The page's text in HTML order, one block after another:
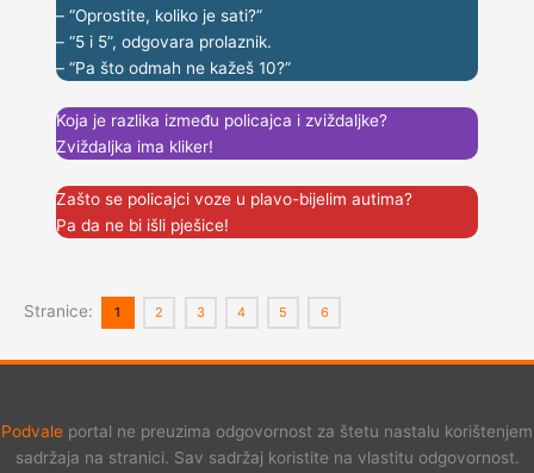
– “Oprostite, koliko je sati?”
– “5 i 5”, odgovara prolaznik.
– “Pa što odmah ne kažeš 10?”
Koja je razlika između policajca i zviždaljke?
Zviždaljka ima kliker!
Zašto se policajci voze u plavo-bijelim autima?
Pa da ne bi išli pješice!
Stranice: 1 2 3 4 5 6
Podvale portal ne preuzima odgovornost za štetu nastalu korištenjem
sadržaja na stranici. Sav sadržaj koristite na vlastitu odgovornost.